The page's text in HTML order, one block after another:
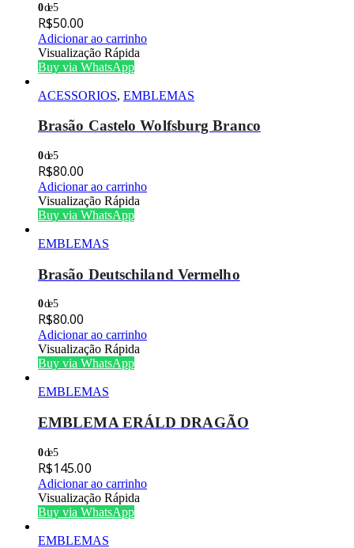
0de 5
R$50.00
Adicionar ao carrinho
Visualização Rápida
Buy via WhatsApp
ACESSORIOS, EMBLEMAS
Brasão Castelo Wolfsburg Branco
0de 5
R$80.00
Adicionar ao carrinho
Visualização Rápida
Buy via WhatsApp
EMBLEMAS
Brasão Deutschiland Vermelho
0de 5
R$80.00
Adicionar ao carrinho
Visualização Rápida
Buy via WhatsApp
EMBLEMAS
EMBLEMA ERÁLD DRAGÃO
0de 5
R$145.00
Adicionar ao carrinho
Visualização Rápida
Buy via WhatsApp
EMBLEMAS